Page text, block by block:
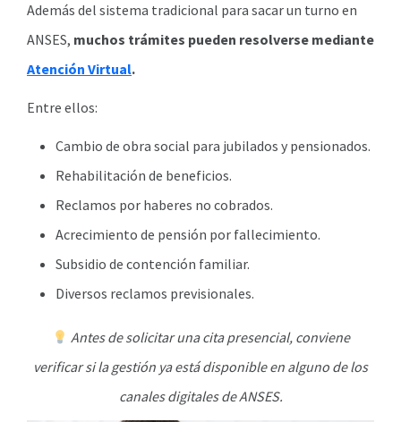
Además del sistema tradicional para sacar un turno en
ANSES, muchos trámites pueden resolverse mediante
Atención Virtual.
Entre ellos:
Cambio de obra social para jubilados y pensionados.
Rehabilitación de beneficios.
Reclamos por haberes no cobrados.
Acrecimiento de pensión por fallecimiento.
Subsidio de contención familiar.
Diversos reclamos previsionales.
Antes de solicitar una cita presencial, conviene
verificar si la gestión ya está disponible en alguno de los
canales digitales de ANSES.